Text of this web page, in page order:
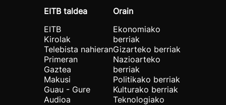
EITB taldea
EITB
Kirolak
Telebista nahieran
Primeran
Gaztea
Makusi
Guau - Gure
Audioa
Orain
Ekonomiako
berriak
Gizarteko berriak
Nazioarteko
berriak
Politikako berriak
Kulturako berriak
Teknologiako